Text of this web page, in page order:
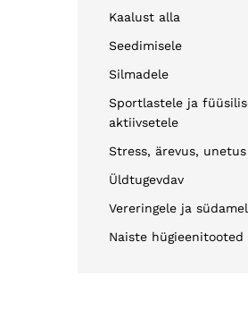
Kaalust alla
Seedimisele
Silmadele
Sportlastele ja
aktiivsetele
Stress, ärevus, unetus
Üldtugevdav
Vereringele ja
Naiste hügieenitooted